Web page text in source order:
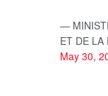
—
ET DE LA
May 30,